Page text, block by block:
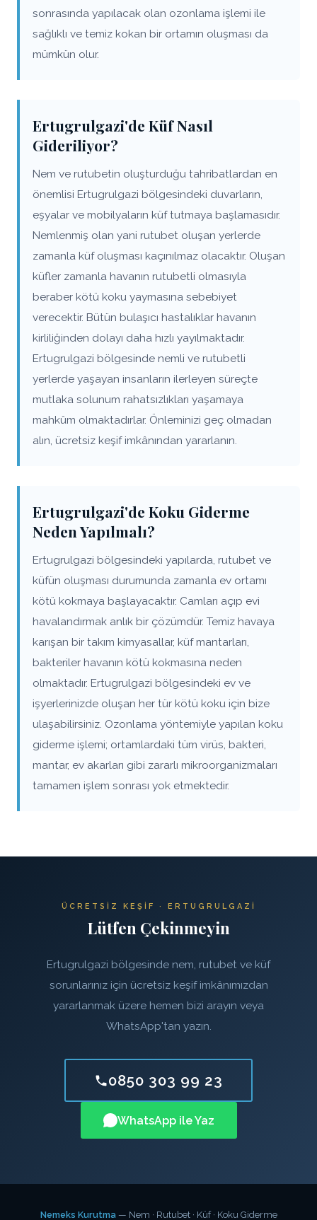
sonrasında yapılacak olan ozonlama işlemi ile
sağlıklı ve temiz kokan bir ortamın oluşması da
mümkün olur.
Ertugrulgazi'de Küf Nasıl
Gideriliyor?
Nem ve rutubetin oluşturduğu tahribatlardan en
önemlisi Ertugrulgazi bölgesindeki duvarların,
eşyalar ve mobilyaların küf tutmaya başlamasıdır.
Nemlenmiş olan yani rutubet oluşan yerlerde
zamanla küf oluşması kaçınılmaz olacaktır. Oluşan
küfler zamanla havanın rutubetli olmasıyla
beraber kötü koku yaymasına sebebiyet
verecektir. Bütün bulaşıcı hastalıklar havanın
kirliliğinden dolayı daha hızlı yayılmaktadır.
Ertugrulgazi bölgesinde nemli ve rutubetli
yerlerde yaşayan insanların ilerleyen süreçte
mutlaka solunum rahatsızlıkları yaşamaya
mahkûm olmaktadırlar. Önleminizi geç olmadan
alın, ücretsiz keşif imkânından yararlanın.
Ertugrulgazi'de Koku Giderme
Neden Yapılmalı?
Ertugrulgazi bölgesindeki yapılarda, rutubet ve
küfün oluşması durumunda zamanla ev ortamı
kötü kokmaya başlayacaktır. Camları açıp evi
havalandırmak anlık bir çözümdür. Temiz havaya
karışan bir takım kimyasallar, küf mantarları,
bakteriler havanın kötü kokmasına neden
olmaktadır. Ertugrulgazi bölgesindeki ev ve
işyerlerinizde oluşan her tür kötü koku için bize
ulaşabilirsiniz. Ozonlama yöntemiyle yapılan koku
giderme işlemi; ortamlardaki tüm virüs, bakteri,
mantar, ev akarları gibi zararlı mikroorganizmaları
tamamen işlem sonrası yok etmektedir.
ÜCRETSIZ KEŞIF · ERTUGRULGAZI
Lütfen Çekinmeyin
Ertugrulgazi bölgesinde nem, rutubet ve küf
sorunlarınız için ücretsiz keşif imkânımızdan
yararlanmak üzere hemen bizi arayın veya
WhatsApp'tan yazın.
0850 303 99 23
WhatsApp ile Yaz
Nemeks Kurutma— Nem · Rutubet · Küf · Koku Giderme